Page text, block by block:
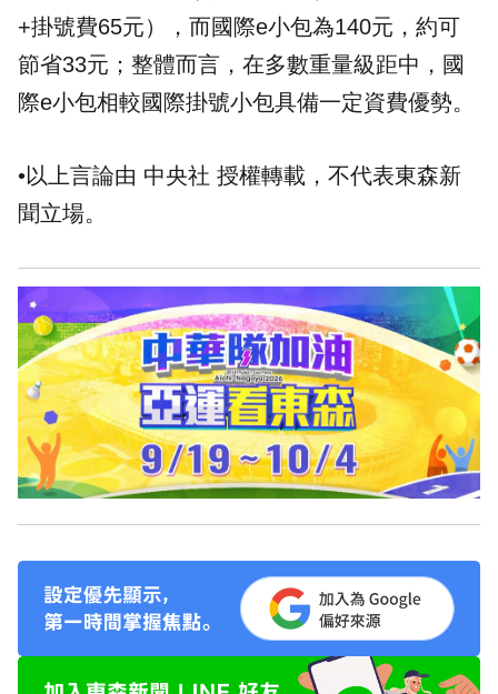
+掛號費65元），而國際e小包為140元，約可
節省33元；整體而言，在多數重量級距中，國
際e小包相較國際掛號小包具備一定資費優勢。
•以上言論由 中央社 授權轉載，不代表東森新
聞立場。